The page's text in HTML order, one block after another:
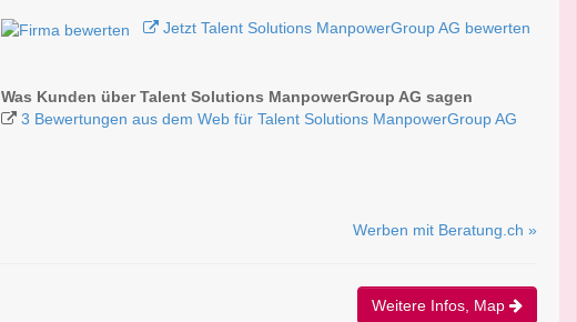
Jetzt Talent Solutions ManpowerGroup AG bewerten
Was Kunden über Talent Solutions ManpowerGroup AG sagen
3 Bewertungen aus dem Web für Talent Solutions ManpowerGroup AG
Werben mit Beratung.ch »
Weitere Infos, Map